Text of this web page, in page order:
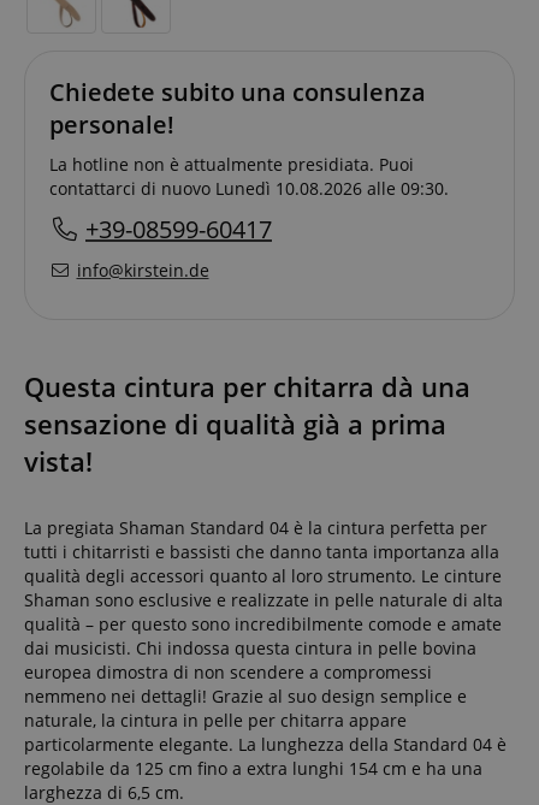
Chiedete subito una consulenza
personale!
La hotline non è attualmente presidiata. Puoi
contattarci di nuovo Lunedì 10.08.2026 alle 09:30.
+39-08599-60417
info@kirstein.de
Questa cintura per chitarra dà una
sensazione di qualità già a prima
vista!
La pregiata Shaman Standard 04 è la cintura perfetta per
tutti i chitarristi e bassisti che danno tanta importanza alla
qualità degli accessori quanto al loro strumento. Le cinture
Shaman sono esclusive e realizzate in pelle naturale di alta
qualità – per questo sono incredibilmente comode e amate
dai musicisti. Chi indossa questa cintura in pelle bovina
europea dimostra di non scendere a compromessi
nemmeno nei dettagli! Grazie al suo design semplice e
naturale, la cintura in pelle per chitarra appare
particolarmente elegante. La lunghezza della Standard 04 è
regolabile da 125 cm fino a extra lunghi 154 cm e ha una
larghezza di 6,5 cm.